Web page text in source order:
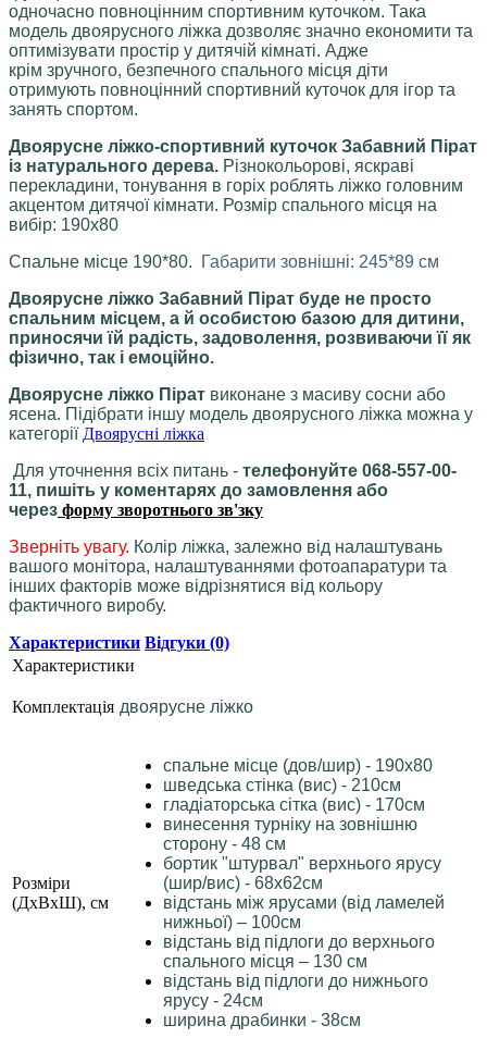
одночасно повноцінним спортивним куточком. Така
модель двоярусного ліжка дозволяє значно економити та
оптимізувати простір у дитячій кімнаті. Адже
крім зручного, безпечного спального місця діти
отримують повноцінний спортивний куточок для ігор та
занять спортом.
Двоярусне ліжко-спортивний куточок Забавний Пірат
із натурального дерева. Різнокольорові, яскраві
перекладини, тонування в горіх роблять ліжко головним
акцентом дитячої кімнати. Розмір спального місця на
вибір: 190х80
Спальне місце 190*80.
Габарити зовнішні: 245*89 см
Двоярусне ліжко Забавний Пірат буде не просто
спальним місцем, а й особистою базою для дитини,
приносячи їй радість, задоволення, розвиваючи її як
фізично, так і емоційно.
Двоярусне ліжко Пірат виконане з масиву сосни або
ясена. Підібрати іншу модель двоярусного ліжка можна у
категорії Двоярусні ліжка
Для уточнення всіх питань - телефонуйте 068-557-00-
11, пишіть у коментарях до замовлення або
через форму зворотнього зв'зку
Зверніть увагу. Колір ліжка, залежно від налаштувань
вашого монітора, налаштуваннями фотоапаратури та
інших факторів може відрізнятися від кольору
фактичного виробу.
Характеристики Відгуки (0)
Характеристики
Комплектація двоярусне ліжко
Розміри
(ДхВхШ), см
спальне місце (дов/шир) - 190х80
шведська стінка (вис) - 210см
гладіаторська сітка (вис) - 170см
винесення турніку на зовнішню
сторону - 48 см
бортик "штурвал" верхнього ярусу
(шир/вис) - 68х62см
відстань між ярусами (від ламелей
нижньої) – 100см
відстань від підлоги до верхнього
спального місця – 130 см
відстань від підлоги до нижнього
ярусу - 24см
ширина драбинки - 38см